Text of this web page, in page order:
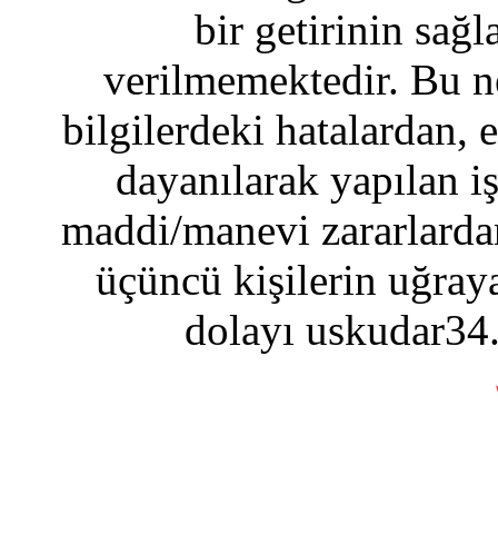
bir getirinin
verilmemektedir. Bu
bilgilerdeki hatalardan,
dayanılarak yapılan
maddi/manevi
üçüncü kişilerin
dolayı